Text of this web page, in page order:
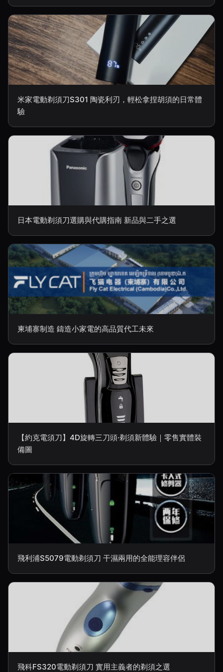
米家電動剃須刀S301 陶瓷利刃，輕松拿捏胡須的日常體
驗
日本電動剃須刀選購與代購指南 新品與二手之選
柬埔寨制造 鑄造小家電的高品質代工未來
【約克電須刀】4D旋轉三刀頭·剃須新體驗｜零售實體裝
備圖
飛利浦S5079電動剃須刀 干濕兩用的全能理容伴侶
飛科FS320電動剃須刀 實用主義者的剃須之選